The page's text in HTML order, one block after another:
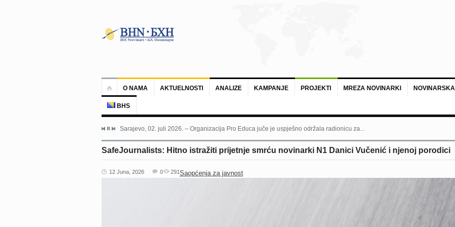
O NAMA AKTUELNOSTI ANALIZE KAMPANJE PROJEKTI MREZA NOVINARKI
BHS
Sarajevo, 02. juli 2026. – Organizacija Pro Educa juče je uspješno održala radionicu za...
SafeJournalists: Hitno istražiti prijetnje smrću novinarki N1 Danici Vučenić i njenoj porodici
12 Juna, 2026 Saopćenja za javnost
0 291